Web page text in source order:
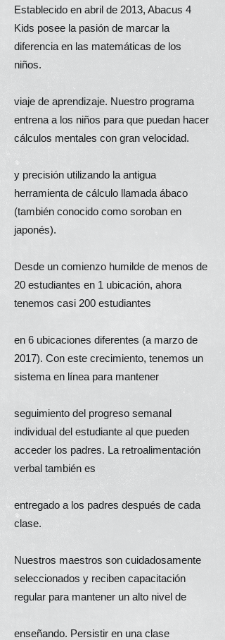
Establecido en abril de 2013, Abacus 4
Kids posee la pasión de marcar la
diferencia en las matemáticas de los
niños.
viaje de aprendizaje. Nuestro programa
entrena a los niños para que puedan hacer
cálculos mentales con gran velocidad.
y precisión utilizando la antigua
herramienta de cálculo llamada ábaco
(también conocido como soroban en
japonés).
Desde un comienzo humilde de menos de
20 estudiantes en 1 ubicación, ahora
tenemos casi 200 estudiantes
en 6 ubicaciones diferentes (a marzo de
2017). Con este crecimiento, tenemos un
sistema en línea para mantener
seguimiento del progreso semanal
individual del estudiante al que pueden
acceder los padres. La retroalimentación
verbal también es
entregado a los padres después de cada
clase.
Nuestros maestros son cuidadosamente
seleccionados y reciben capacitación
regular para mantener un alto nivel de
enseñando. Persistir en una clase